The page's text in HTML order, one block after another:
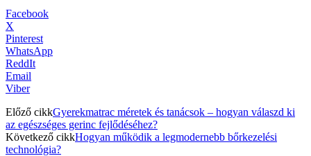
Facebook
X
Pinterest
WhatsApp
ReddIt
Email
Viber
Előző cikkGyerekmatrac méretek és tanácsok – hogyan válaszd ki
az egészséges gerinc fejlődéséhez?
Következő cikkHogyan működik a legmodernebb bőrkezelési
technológia?